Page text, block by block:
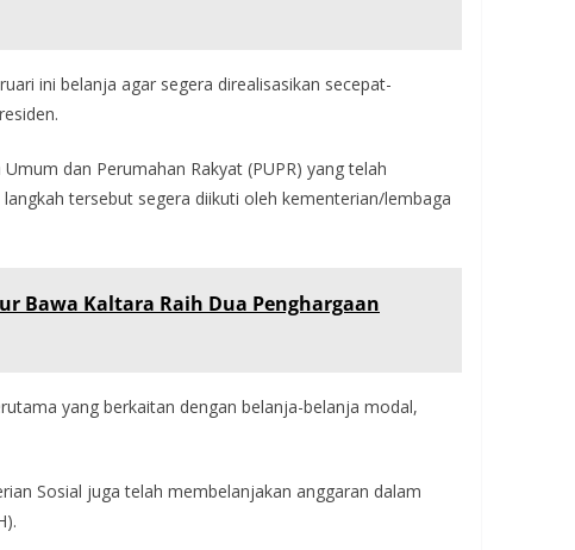
ini belanja agar segera direalisasikan secepat-
dan Perumahan Rakyat (PUPR) yang telah
tersebut segera diikuti oleh kementerian/lembaga
Bawa Kaltara Raih Dua Penghargaan
yang berkaitan dengan belanja-belanja modal,
Sosial juga telah membelanjakan anggaran dalam